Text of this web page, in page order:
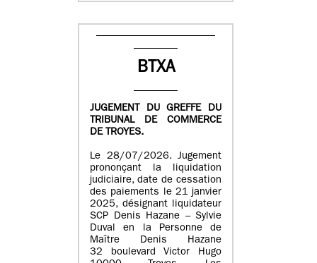
BTXA
JUGEMENT DU GREFFE DU
TRIBUNAL DE COMMERCE
DE TROYES.
Le 28/07/2026. Jugement
prononçant la liquidation
judiciaire, date de cessation
des paiements le 21 janvier
2025, désignant liquidateur
SCP Denis Hazane – Sylvie
Duval en la Personne de
Maître Denis Hazane
32 boulevard Victor Hugo